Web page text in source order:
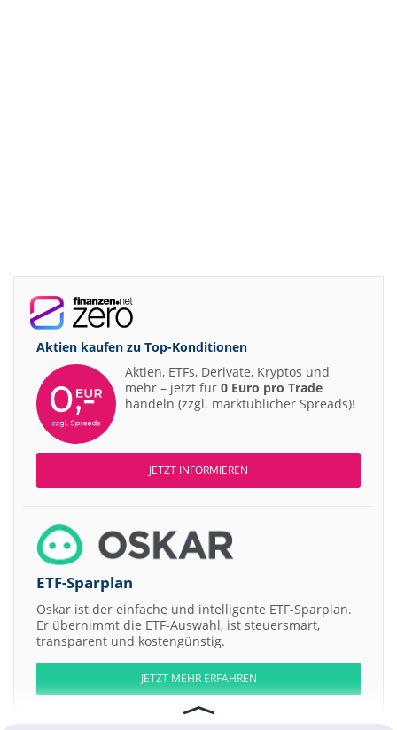
Aktien kaufen zu Top-Konditionen
Aktien, ETFs, Derivate, Kryptos und
mehr – jetzt für 0 Euro pro Trade
handeln (zzgl. marktüblicher Spreads)!
JETZT INFORMIEREN
ETF-Sparplan
Oskar ist der einfache und intelligente ETF-Sparplan.
Er übernimmt die ETF-Auswahl, ist steuersmart,
transparent und kostengünstig.
JETZT MEHR ERFAHREN